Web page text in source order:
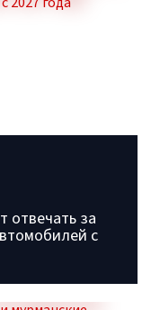
отвечать за
с